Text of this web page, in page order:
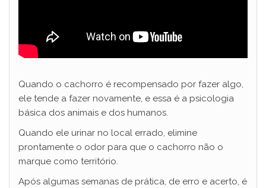
Quando o cachorro é recompensado por fazer algo,
ele tende a fazer novamente, e essa é a psicologia
básica dos animais e dos humanos.
Quando ele urinar no local errado, elimine
prontamente o odor para que o cachorro não o
marque como território.
Após algumas semanas de prática, de erro e acerto, é